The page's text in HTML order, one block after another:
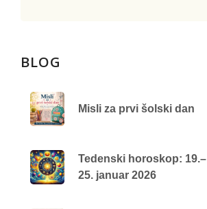
BLOG
Misli za prvi šolski dan
Tedenski horoskop: 19.–
25. januar 2026